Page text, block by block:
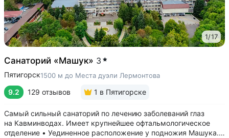
1/17
Санаторий «Машук» 3
Пятигорск1500 м до Места дуэли Лермонтова
9.2 129 отзывов 1 в Пятигорске
Самый сильный санаторий по лечению заболеваний глаз
на Кавминводах. Имеет крупнейшее офтальмологическое
отделение • Уединенное расположение у подножия Машука.